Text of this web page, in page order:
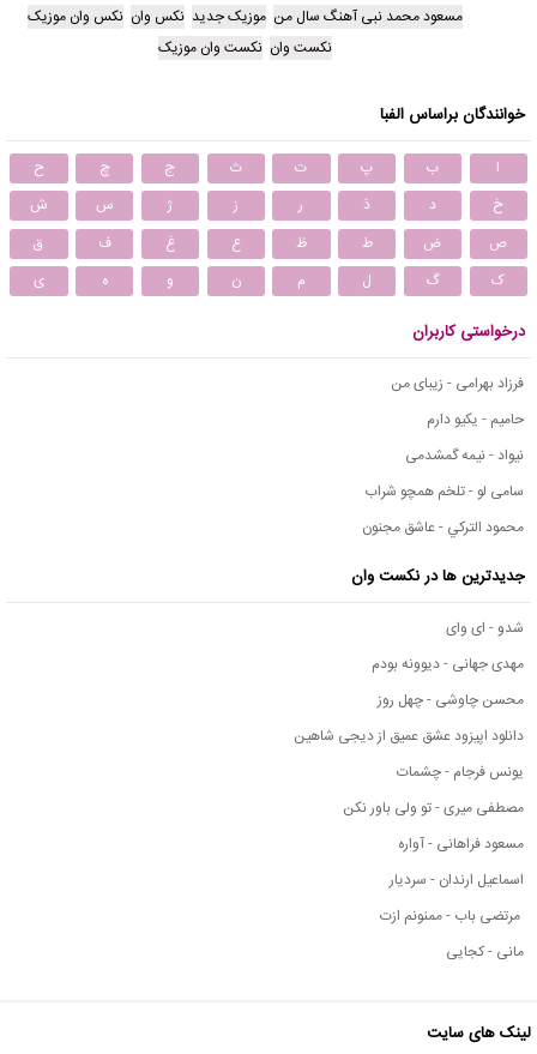
مسعود محمد نبی آهنگ سال من موزیک جدید نکس وان نکس وان موزیک
نکست وان نکست وان موزیک
خوانندگان براساس الفبا
ا ب پ ت ث ج چ
ح
خ
د ذ ر ز ژ س
ش
ص
ض ط ظ ع غ ف
ق
ک
گ ل م ن و ه ی
درخواستی کاربران
فرزاد بهرامی - زیبای من
حامیم - یکیو دارم
نیواد - نیمه گمشدمی
سامی لو - تلخم همچو شراب
محمود التركي - عاشق مجنون
جدیدترین ها در نکست وان
شدو - ای وای
مهدی جهانی - دیوونه بودم
محسن چاوشی - چهل روز
دانلود اپیزود عشق عمیق از دیجی شاهین
یونس فرجام - چشمات
مصطفی میری - تو ولی باور نکن
مسعود فراهانی - آواره
اسماعیل ارندان - سردیار
مرتضی باب - ممنونم ازت
مانی - کجایی
لینک های سایت